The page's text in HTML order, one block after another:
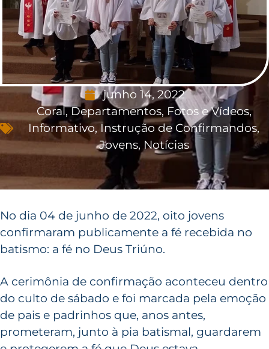
junho 14, 2022
Coral,Departamentos, Fotos e Vídeos,
Informativo, Instrução de Confirmandos,
Jovens, Notícias
No dia 04 de junho de 2022, oito jovens
confirmaram publicamente a fé recebida no
batismo: a fé no Deus Triúno.
A cerimônia de confirmação aconteceu dentro
do culto de sábado e foi marcada pela emoção
de pais e padrinhos que, anos antes,
prometeram, junto à pia batismal, guardarem